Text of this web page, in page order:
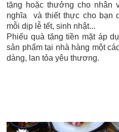
tặng hoặc thưởng cho nhân
nghĩa và thiết thực cho bạn
mỗi dịp lễ tết, sinh nhật...
Phiếu quà tặng tiền mặt áp
sản phẩm tại nhà hàng một
dàng, lan tỏa yêu thương.